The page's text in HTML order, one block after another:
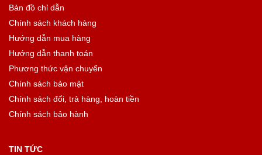
Bản đồ chỉ dẫn
Chính sách khách hàng
Hướng dẫn mua hàng
Hướng dẫn thanh toán
Phương thức vận chuyển
Chính sách bảo mật
Chính sách đổi, trả hàng, hoàn tiền
Chính sách bảo hành
TIN TỨC